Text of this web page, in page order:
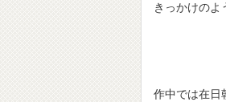
きっかけのよ
作中では在日